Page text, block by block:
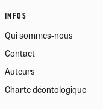
INFOS
Qui sommes-nous
Contact
Auteurs
Charte déontologique